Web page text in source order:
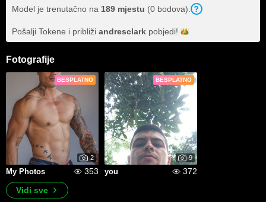
Model je trenutačno na 189 mjestu (0 bodova).
Pošalji Tokene i približi andresclark pobjedi!
Fotografije
BESPLATNO
2
My Photos 353
BESPLATNO
9
you
372
Vidi sve